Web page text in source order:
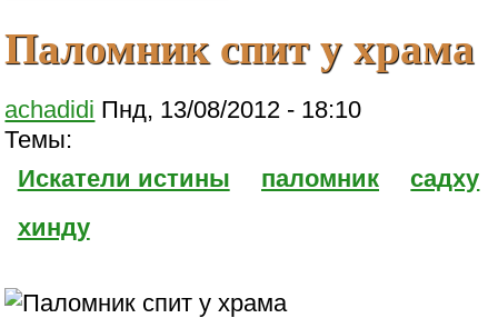
Паломник спит у храма
achadidi Пнд, 13/08/2012 - 18:10
Темы:
Искатели истины
паломник
садху
хинду